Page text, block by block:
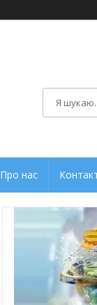
Про нас